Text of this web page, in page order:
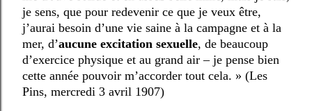
je sens, que pour redevenir ce que je veux être,
j’aurai besoin d’une vie saine à la campagne et à la
mer, d’aucune excitation sexuelle, de beaucoup
d’exercice physique et au grand air – je pense bien
cette année pouvoir m’accorder tout cela. » (Les
Pins, mercredi 3 avril 1907)